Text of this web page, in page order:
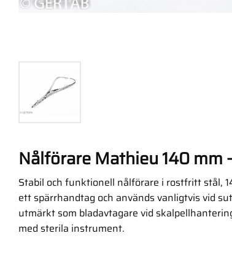
Nålförare Mathieu 140 mm
Stabil och funktionell nålförare i rostfritt stål,
ett spärrhandtag och används vanligtvis vid
utmärkt som bladavtagare vid
med sterila instrument.